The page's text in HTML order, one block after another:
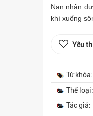
Nạn nhân
khí xuống
Yêu
Từ
Thể
Tác giả: